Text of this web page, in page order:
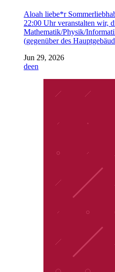
Aloah liebe*r
22:00 Uhr veranstalten wir,
Mathematik/Physik/
(gegenüber des
Jun 29, 2026
deen